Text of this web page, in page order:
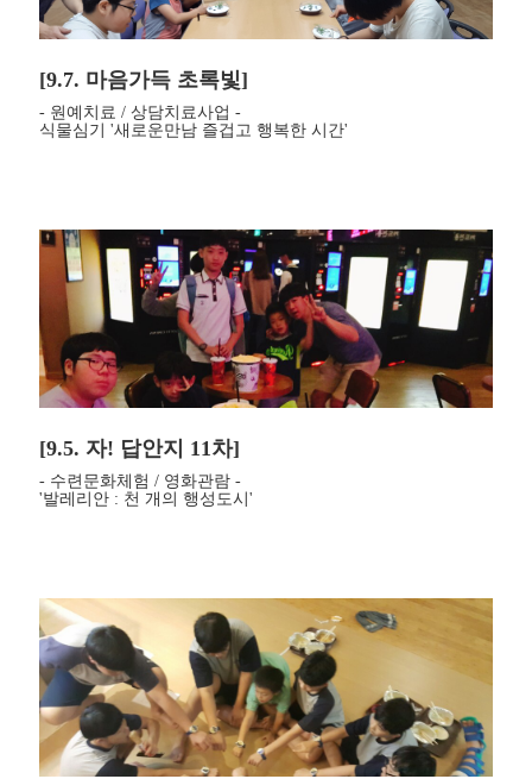
[9.7. 마음가득 초록빛]
- 원예치료 / 상담치료사업 -
식물심기 '새로운만남 즐겁고 행복한 시간'
[9.5. 자! 답안지 11차]
- 수련문화체험 / 영화관람 -
'발레리안 : 천 개의 행성도시'